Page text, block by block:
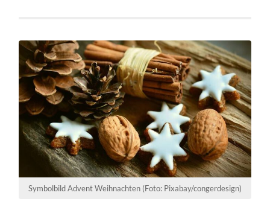
Symbolbild Advent Weihnachten (Foto: Pixabay/congerdesign)